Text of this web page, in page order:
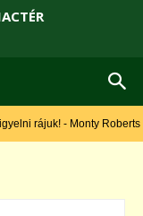
rájuk! - Monty Roberts